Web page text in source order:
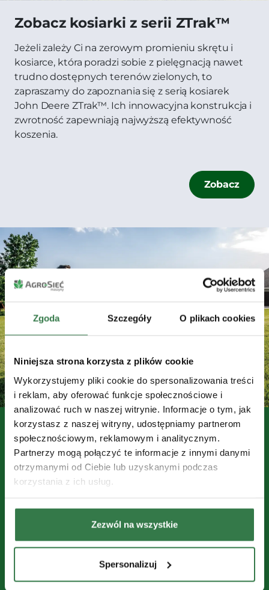
Zgoda Szczegóły O plikach cookies
Niniejsza strona korzysta z plików cookie
Wykorzystujemy pliki cookie do spersonalizowania treści
i reklam, aby oferować funkcje społecznościowe i
analizować ruch w naszej witrynie. Informacje o tym, jak
korzystasz z naszej witryny, udostępniamy partnerom
społecznościowym, reklamowym i analitycznym.
Partnerzy mogą połączyć te informacje z innymi danymi
otrzymanymi od Ciebie lub uzyskanymi podczas
korzystania z ich usług.
Zezwól na wszystkie
Spersonalizuj
Zobacz kosiarki z serii ZTrak™
Jeżeli zależy Ci na zerowym promieniu skrętu i
kosiarce, która poradzi sobie z pielęgnacją nawet
trudno dostępnych terenów zielonych, to
zapraszamy do zapoznania się z serią kosiarek
John Deere ZTrak™. Ich innowacyjna konstrukcja i
zwrotność zapewniają najwyższą efektywność
koszenia.
Zobacz
Kosiarki samojezdne - komfort i
precyzja
Kosiarki samojezdne John Deere wyposażono w
wiele rozwiązań podnoszących komfort i jakość
Hydrostatyczne pedały Twin Touch™
Tempomat w standardzie
Podświetlany panel przyrządów typu
samochodowego